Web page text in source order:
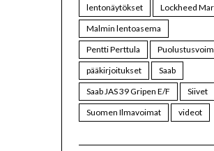
lentonäytökset
Lockheed
Malmin lentoasema
Pentti Perttula
pääkirjoitukset
Saab
Saab JAS 39 Gripen E/F
Siivet
Suomen Ilmavoimat
videot